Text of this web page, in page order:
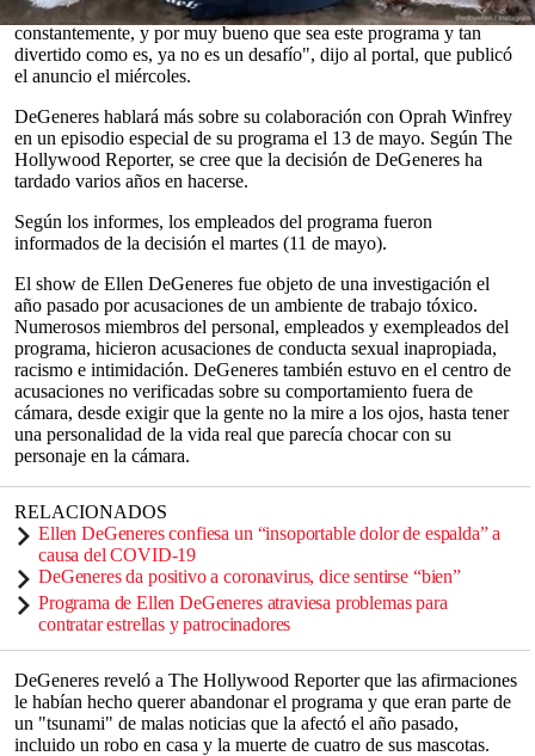
seconds
seconds
"Cuando eres una persona creativa, necesitas que te desafíen
constantemente, y por muy bueno que sea este programa y tan
divertido como es, ya no es un desafío", dijo al portal, que publicó
el anuncio el miércoles.
DeGeneres hablará más sobre su colaboración con Oprah Winfrey
en un episodio especial de su programa el 13 de mayo. Según The
Hollywood Reporter, se cree que la decisión de DeGeneres ha
tardado varios años en hacerse.
Según los informes, los empleados del programa fueron
informados de la decisión el martes (11 de mayo).
El show de Ellen DeGeneres fue objeto de una investigación el
año pasado por acusaciones de un ambiente de trabajo tóxico.
Numerosos miembros del personal, empleados y exempleados del
programa, hicieron acusaciones de conducta sexual inapropiada,
racismo e intimidación. DeGeneres también estuvo en el centro de
acusaciones no verificadas sobre su comportamiento fuera de
cámara, desde exigir que la gente no la mire a los ojos, hasta tener
una personalidad de la vida real que parecía chocar con su
personaje en la cámara.
RELACIONADOS
Ellen DeGeneres confiesa un “insoportable dolor de espalda” a
causa del COVID-19
DeGeneres da positivo a coronavirus, dice sentirse “bien”
Programa de Ellen DeGeneres atraviesa problemas para
contratar estrellas y patrocinadores
DeGeneres reveló a The Hollywood Reporter que las afirmaciones
le habían hecho querer abandonar el programa y que eran parte de
un "tsunami" de malas noticias que la afectó el año pasado,
incluido un robo en casa y la muerte de cuatro de sus mascotas.